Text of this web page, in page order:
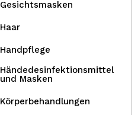
Gesichtsmasken
Haar
Handpflege
Händedesinfektionsmittel
und Masken
Körperbehandlungen